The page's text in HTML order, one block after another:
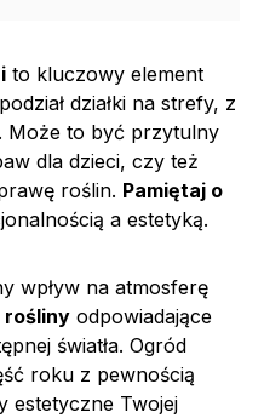
to kluczowy element
działki na strefy, z
Może to być przytulny
dla dzieci, czy też
roślin. Pamiętaj o
a estetyką.
wpływ na atmosferę
rośliny odpowiadające
światła. Ogród
roku z pewnością
estetyczne Twojej